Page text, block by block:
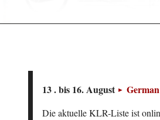
13 . bis 16. August
Die aktuelle KLR-Liste ist